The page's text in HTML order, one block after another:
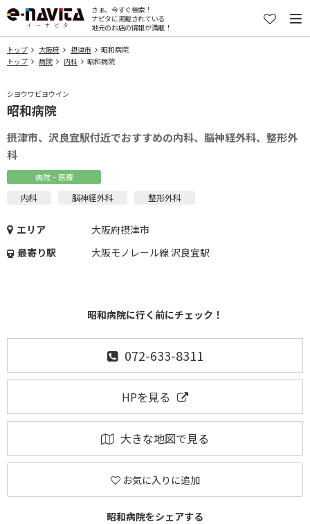
さぁ、今すぐ検索！
ナビタに掲載されている
地元のお店の情報が満載！
トップ 大阪府 摂津市
昭和病院
トップ
病院 内科 昭和病院
シヨウワビヨウイン
昭和病院
摂津市、沢良宜駅付近でおすすめの内科、脳神経外科、整形外
科
病院・医療
内科 脳神経外科 整形外科
エリア
大阪府摂津市
最寄り駅
大阪モノレール線 沢良宜駅
昭和病院に行く前にチェック！
072-633-8311
HPを見る
大きな地図で見る
お気に入りに追加
昭和病院をシェアする